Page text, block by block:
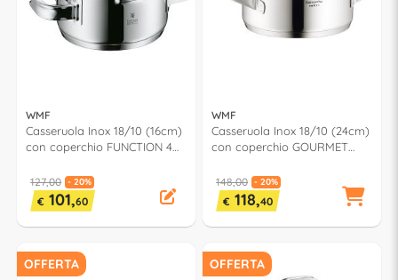
WMF
Casseruola Inox 18/10 (16cm)
con coperchio FUNCTION 4
127,00 - 20%
€ 101,60
WMF
Casseruola Inox 18/10 (24cm)
con coperchio GOURMET
148,00 - 20%
€ 118,40
OFFERTA OFFERTA